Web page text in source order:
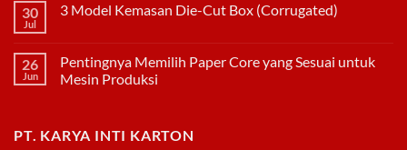
Kunggulan
Pipa
PVC
30
Jul
3 Model Kemasan Die-Cut Box (Corrugated)
3
Model
Kemasan
(Corrugated)
26
Jun
Pentingnya Memilih Paper Core yang Sesuai untuk
Mesin Produksi
Pentingnya
Memilih
PT. KARYA INTI KARTON